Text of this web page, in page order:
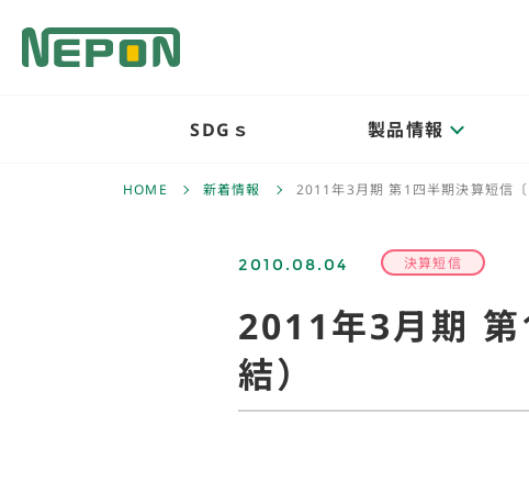
SDGｓ 製品情報
HOME 新着情報 2011年3月期 第1四半期決算短信〔
2010.08.04 決算短信
2011年3月期
結）